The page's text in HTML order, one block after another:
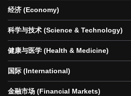
经济 (Economy)
科学与技术 (Science & Technology)
健康与医学 (Health & Medicine)
国际 (International)
金融市场 (Financial Markets)